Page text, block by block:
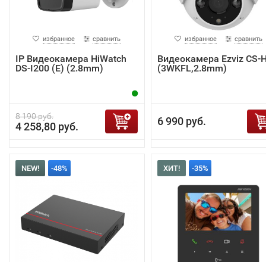
избранное сравнить
IP Видеокамера HiWatch
DS-I200 (E) (2.8mm)
8 190 руб.
4 258,80 руб.
избранное сравнить
Видеокамера Ezviz CS-
(3WKFL,2.8mm)
6 990 руб.
NEW! -48% ХИТ! -35%